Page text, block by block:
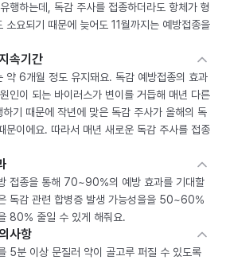
행하는데, 독감 주사를 접종하더라도 항체가 형
소요되기 때문에 늦어도 11월까지는 예방접종을
속기간
약 6개월 정도 유지돼요. 독감 예방접종의 효과
인이 되는 바이러스가 변이를 거듭해 매년 다른
기 때문에 작년에 맞은 독감 주사가 올해의 독
문이에요. 따라서 매년 새로운 독감 주사를 접종
접종을 통해 70~90%의 예방 효과를 기대할
독감 관련 합병증 발생 가능성을을 50~60%
80% 줄일 수 있게 해줘요.
사항
5분 이상 문질러 약이 골고루 퍼질 수 있도록